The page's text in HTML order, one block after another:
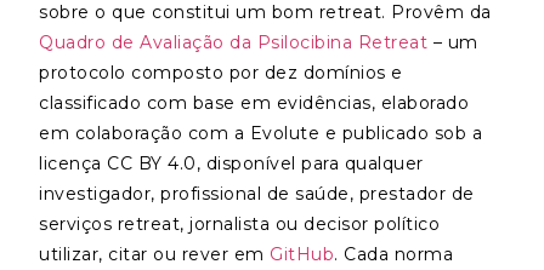
sobre o que constitui um bom retreat. Provêm da
Quadro de Avaliação da Psilocibina Retreat – um
protocolo composto por dez domínios e
classificado com base em evidências, elaborado
em colaboração com a Evolute e publicado sob a
licença CC BY 4.0, disponível para qualquer
investigador, profissional de saúde, prestador de
serviços retreat, jornalista ou decisor político
utilizar, citar ou rever em GitHub. Cada norma